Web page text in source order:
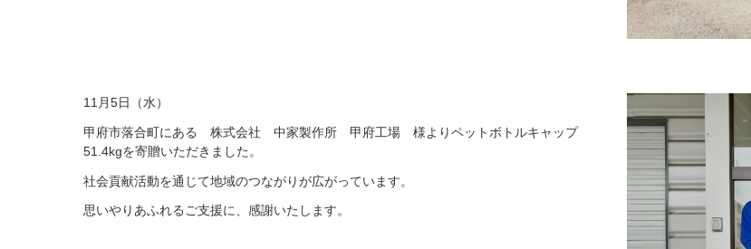
11月5日（水）
甲府市落合町にある 株式会社 中家製作所 甲府工場 様よりペットボトルキャップ
51.4kgを寄贈いただきました。
社会貢献活動を通じて地域のつながりが広がっています。
思いやりあふれるご支援に、感謝いたします。